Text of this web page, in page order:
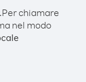
Per chiamare
nel modo